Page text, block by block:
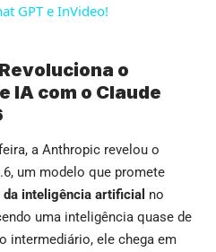
GPT e InVideo!
o
IA com o Claude
a Anthropic revelou o
um modelo que promete
da inteligência artificial no
uma inteligência quase de
intermediário, ele chega em